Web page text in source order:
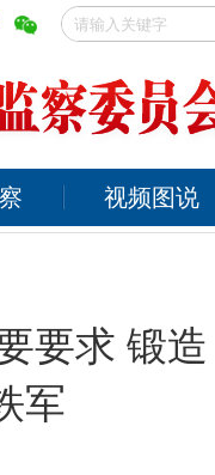
视频图说
要求 锻造
军